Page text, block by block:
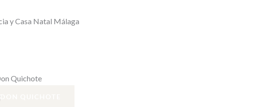
y Casa Natal Málaga
Quichote